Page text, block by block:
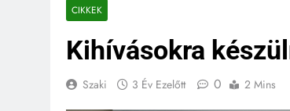
CIKKEK
Kihívásokra
Szaki 3 Év Ezelőtt 0 2 Mins